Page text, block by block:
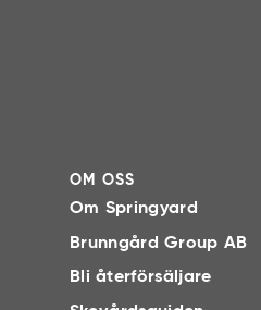
OM OSS
Om Springyard
Brunngård Group AB
Bli återförsäljare